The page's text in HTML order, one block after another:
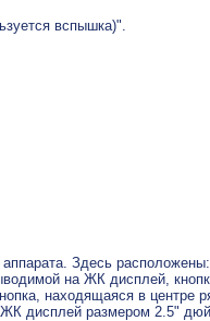
вспышка)".
Здесь
на ЖК дисплей,
находящаяся в центре
дисплей размером 2.5"